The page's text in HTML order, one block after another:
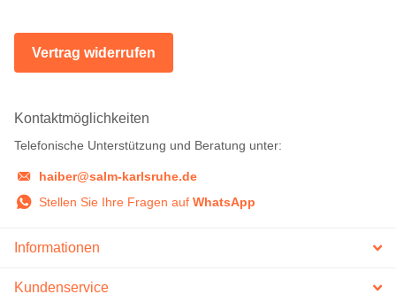
Vertrag widerrufen
Kontaktmöglichkeiten
Telefonische Unterstützung und Beratung unter:
haiber@salm-karlsruhe.de
Stellen Sie Ihre Fragen auf WhatsApp
Informationen
Kundenservice